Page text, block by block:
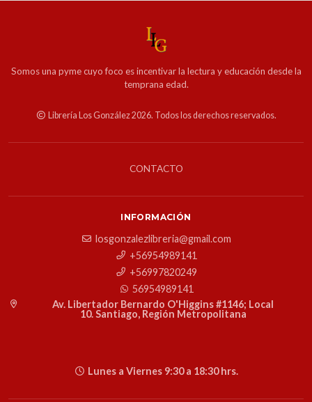
Somos una pyme cuyo foco es incentivar la lectura y educación desde la
temprana edad.
Librería Los González 2026. Todos los derechos reservados.
CONTACTO
INFORMACIÓN
losgonzalezlibreria@gmail.com
+56954989141
+56997820249
56954989141
Av. Libertador Bernardo O'Higgins #1146; Local
10. Santiago, Región Metropolitana
Lunes a Viernes 9:30 a 18:30 hrs.